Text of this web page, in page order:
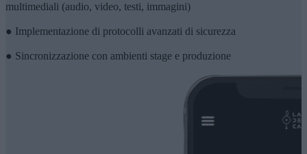
multimediali (audio, video, testi, immagini)
● Implementazione di protocolli avanzati di sicurezza
● Sincronizzazione con ambienti stage e produzione